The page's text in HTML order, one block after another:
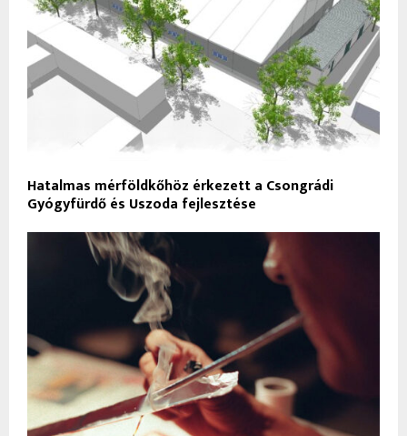
Hatalmas mérföldkőhöz érkezett a Csongrádi
Gyógyfürdő és Uszoda fejlesztése